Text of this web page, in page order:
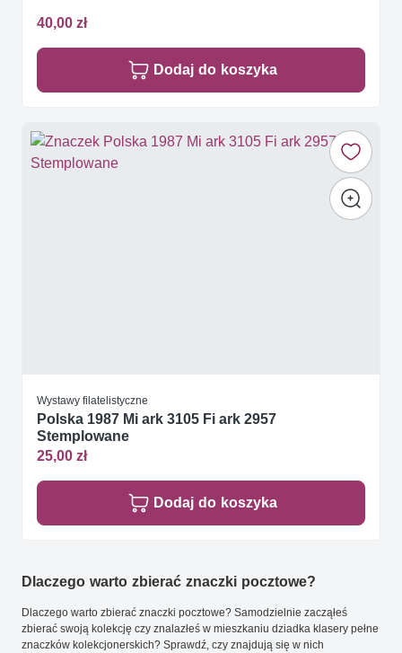
40,00 zł
Dodaj do koszyka
Wystawy filatelistyczne
Polska 1987 Mi ark 3105 Fi ark 2957
Stemplowane
25,00 zł
Dodaj do koszyka
Dlaczego warto zbierać znaczki pocztowe?
Dlaczego warto zbierać znaczki pocztowe? Samodzielnie zacząłeś
zbierać swoją kolekcję czy znalazłeś w mieszkaniu dziadka klasery pełne
znaczków kolekcjonerskich? Sprawdź, czy znajdują się w nich